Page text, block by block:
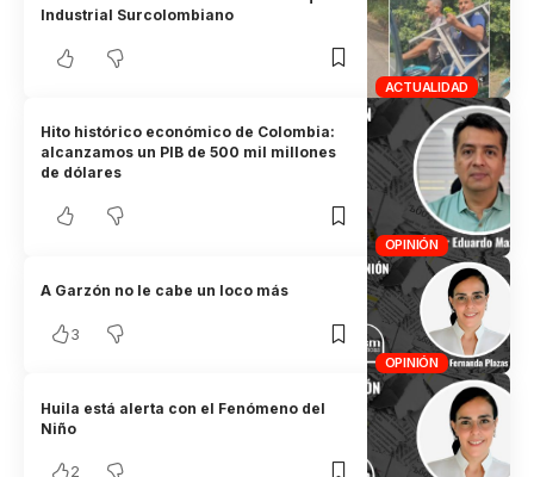
ACTUALIDAD
Industrial Surcolombiano
OPINIÓN
Hito histórico económico de Colombia:
alcanzamos un PIB de 500 mil millones
de dólares
OPINIÓN
A Garzón no le cabe un loco más
3
Huila está alerta con el Fenómeno del
Niño
2